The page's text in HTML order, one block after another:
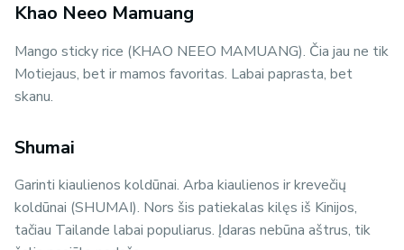
Khao Neeo Mamuang
Mango sticky rice (KHAO NEEO MAMUANG). Čia jau ne tik
Motiejaus, bet ir mamos favoritas. Labai paprasta, bet
skanu.
Shumai
Garinti kiaulienos koldūnai. Arba kiaulienos ir krevečių
koldūnai (SHUMAI). Nors šis patiekalas kilęs iš Kinijos,
tačiau Tailande labai populiarus. Įdaras nebūna aštrus, tik